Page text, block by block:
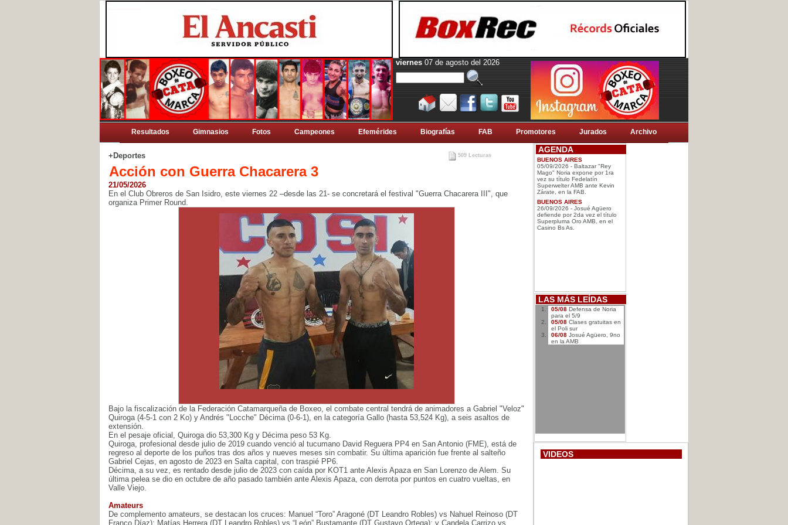
viernes 07 de agosto del 2026
Resultados Gimnasios Fotos Campeones Efemérides Biografí­as FAB Promotores Jurados Archivo
+Deportes 509 Lecturas
Acción con Guerra Chacarera 3
21/05/2026
En el Club Obreros de San Isidro, este viernes 22 –desde las 21- se concretará el festival "Guerra Chacarera III", que
organiza Primer Round.
Bajo la fiscalización de la Federación Catamarqueña de Boxeo, el combate central tendrá de animadores a Gabriel "Veloz"
Quiroga (4-5-1 con 2 Ko) y Andrés "Locche" Décima (0-6-1), en la categoría Gallo (hasta 53,524 Kg), a seis asaltos de
extensión.
En el pesaje oficial, Quiroga dio 53,300 Kg y Décima peso 53 Kg.
Quiroga, profesional desde julio de 2019 cuando venció al tucumano David Reguera PP4 en San Antonio (FME), está de
regreso al deporte de los puños tras dos años y nueves meses sin combatir. Su última aparición fue frente al salteño
Gabriel Cejas, en agosto de 2023 en Salta capital, con traspié PP6.
Décima, a su vez, es rentado desde julio de 2023 con caída por KOT1 ante Alexis Apaza en San Lorenzo de Alem. Su
última pelea se dio en octubre de año pasado también ante Alexis Apaza, con derrota por puntos en cuatro vueltas, en
Valle Viejo.
Amateurs
De complemento amateurs, se destacan los cruces: Manuel “Toro” Aragoné (DT Leandro Robles) vs Nahuel Reinoso (DT
Franco Díaz); Matías Herrera (DT Leandro Robles) vs “León” Bustamante (DT Gustavo Ortega); y Candela Carrizo vs
AGENDA
BUENOS AIRES
05/09/2026 - Baltazar "Rey
Mago" Noria expone por 1ra
vez su título Fedelatín
Superwelter AMB ante Kevin
Zárate, en la FAB.
BUENOS AIRES
26/09/2026 - Josué Agüero
defiende por 2da vez el título
Superpluma Oro AMB, en el
Casino Bs As.
LAS MÁS LEÍDAS
05/08 Defensa de Noria
para el 5/9
05/08 Clases gratuitas en
el Poli sur
06/08 Josué Agüero, 9no
en la AMB
VIDEOS